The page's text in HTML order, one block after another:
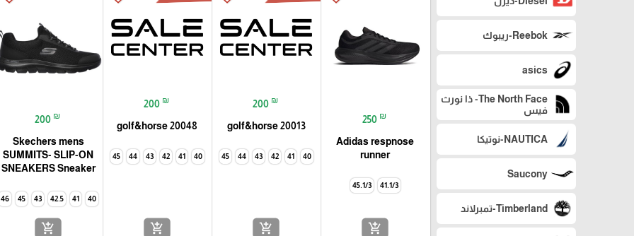
Reebok-ريبوك
asics
The North Face- ذا نورث
فيس
NAUTICA-نوتيكا
Saucony
Timberland-تمبرلاند
250 ₪
Adidas respnose
runner
41.1/3
45.1/3
add_shopping_cart
200 ₪
golf&horse 20013
40
41
42
43
44
45
add_shopping_cart
200 ₪
golf&horse 20048
40
41
42
43
44
45
add_shopping_cart
200 ₪
Skechers mens
SUMMITS- SLIP-ON
SNEAKERS Sneaker
40
41
42.5
43
45
46
add_shopping_cart